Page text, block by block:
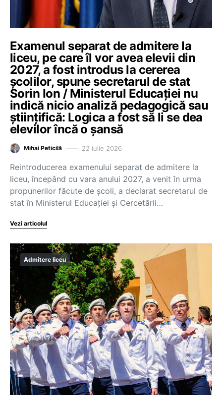
Examenul separat de admitere la
liceu, pe care îl vor avea elevii din
2027, a fost introdus la cererea
școlilor, spune secretarul de stat
Sorin Ion / Ministerul Educației nu
indică nicio analiză pedagogică sau
științifică: Logica a fost să li se dea
elevilor încă o șansă
Mihai Peticilă 22 iulie 2026
Reintroducerea examenului separat de admitere la
liceu, începând cu vara anului 2027, a venit în urma
propunerilor făcute de școli, a declarat secretarul de
stat în Ministerul Educației și Cercetării…
Vezi articolul
Admitere liceu